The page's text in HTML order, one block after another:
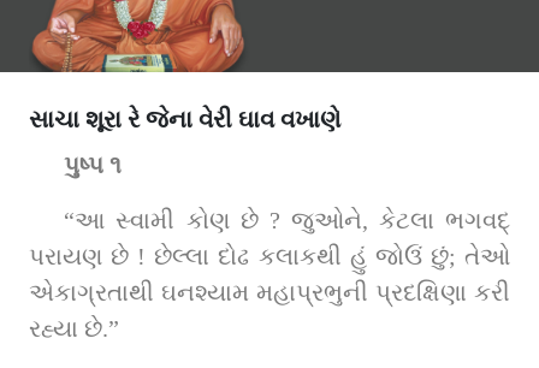
સાચા શૂરા રે જેના વેરી ઘાવ વખાણે
પુષ્પ ૧
“આ સ્વામી કોણ છે ? જુઓને, કેટલા ભગવદ્‌
પરાયણ છે ! છેલ્લા દોઢ કલાકથી હું જોઉં છું; તેઓ
એકાગ્રતાથી ઘનશ્યામ મહાપ્રભુની પ્રદક્ષિણા કરી
રહ્યા છે.”